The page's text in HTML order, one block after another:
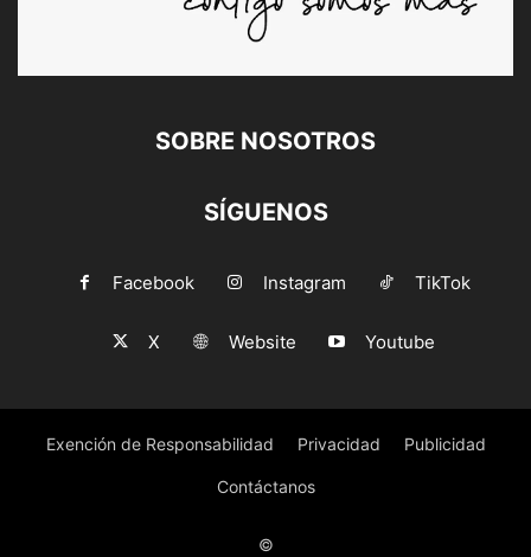
SOBRE NOSOTROS
SÍGUENOS
Facebook Instagram TikTok
X Website Youtube
Exención de Responsabilidad Privacidad Publicidad
Contáctanos
©